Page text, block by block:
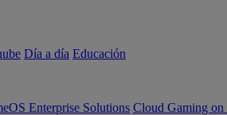
Día a día Educación
Enterprise Solutions Cloud Gaming